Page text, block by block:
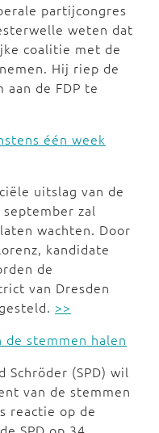
partijcongres
weten dat
coalitie met de
Hij riep de
de FDP te
één week
uitslag van de
zal
wachten. Door
kandidate
de
van Dresden
>>
stemmen halen
Schröder (SPD) wil
van de stemmen
reactie op de